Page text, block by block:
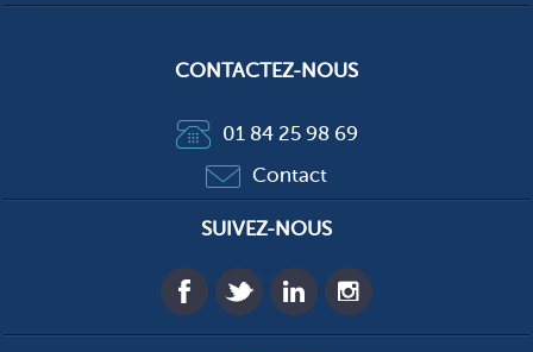
CONTACTEZ-NOUS
01 84 25 98 69
Contact
SUIVEZ-NOUS